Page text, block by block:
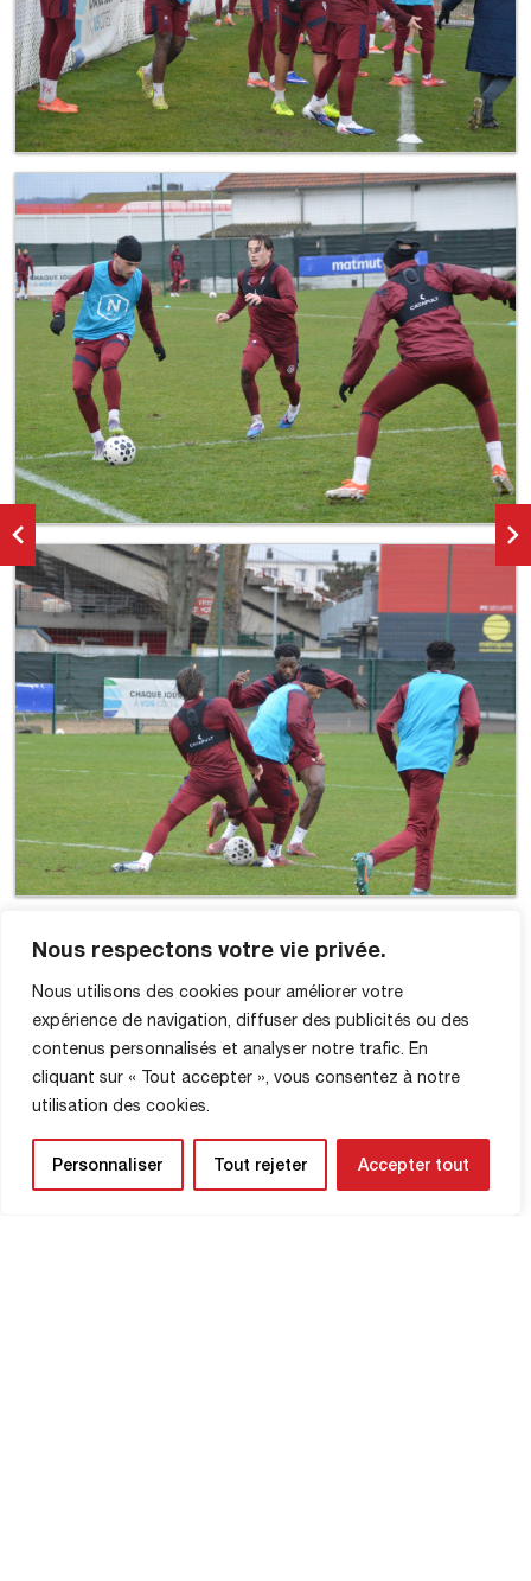
Nous respectons votre vie privée.
Nous utilisons des cookies pour améliorer votre
expérience de navigation, diffuser des publicités ou des
contenus personnalisés et analyser notre trafic. En
cliquant sur « Tout accepter », vous consentez à notre
utilisation des cookies.
Personnaliser Tout rejeter Accepter tout